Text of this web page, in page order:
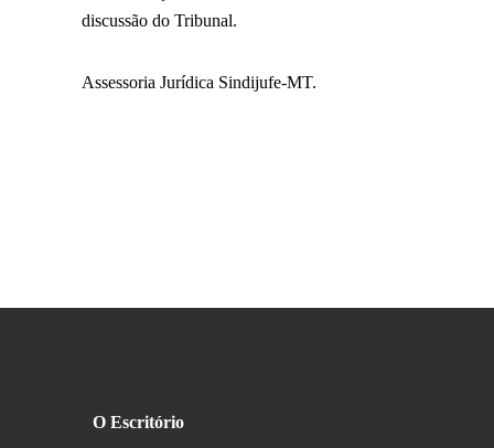
discussão do Tribunal.
Assessoria Jurídica Sindijufe-MT.
O Escritório